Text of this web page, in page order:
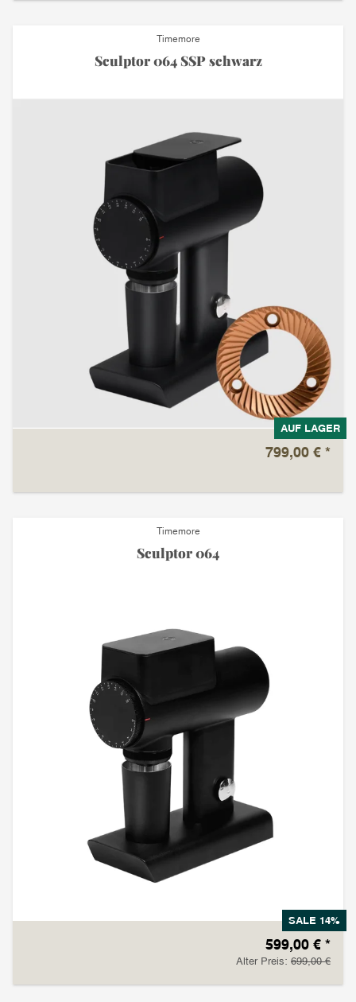
Timemore
Sculptor 064 SSP schwarz
AUF LAGER
799,00 € *
Timemore
Sculptor 064
SALE 14%
599,00 € *
Alter Preis: 699,00 €